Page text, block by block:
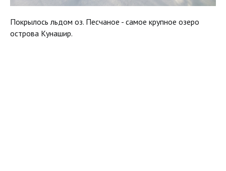
Покрылось льдом оз. Песчаное - самое крупное озеро
острова Кунашир.